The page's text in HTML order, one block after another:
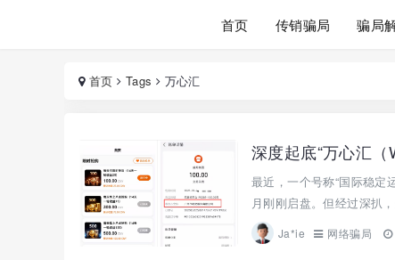
首页 传销骗局 骗局
首页 Tags 万心汇
深度起底“万心汇（
最近，一个号称“国际稳定
月刚刚启盘。但经过深扒
Ja*ie 网络骗局